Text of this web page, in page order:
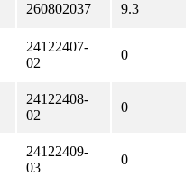
260802037 9.3
24122407-
02
0
24122408-
02
0
24122409-
03
0